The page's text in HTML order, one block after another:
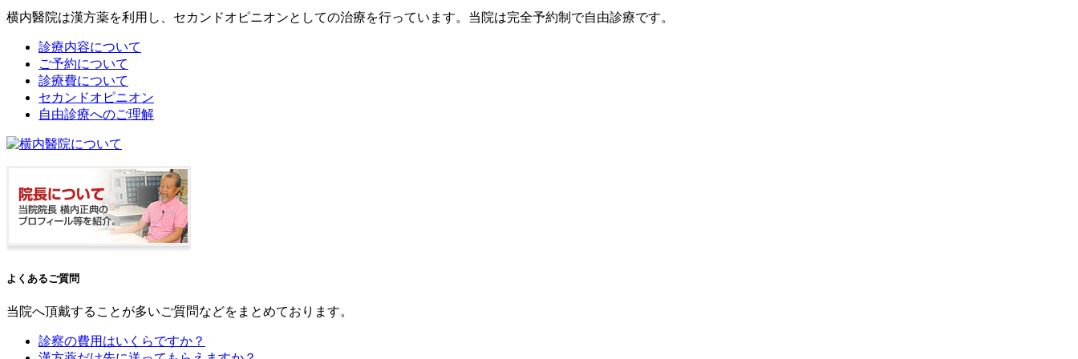
横内醫院は漢方薬を利用し、セカンドオピニオンとしての治療を行っています。当院は完全予約制で自由診療です。
診療内容について
ご予約について
診療費について
セカンドオピニオン
自由診療へのご理解
よくあるご質問
当院へ頂戴することが多いご質問などをまとめております。
診察の費用はいくらですか？